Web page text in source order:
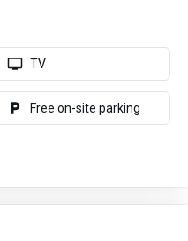
TV
Free on-site parking